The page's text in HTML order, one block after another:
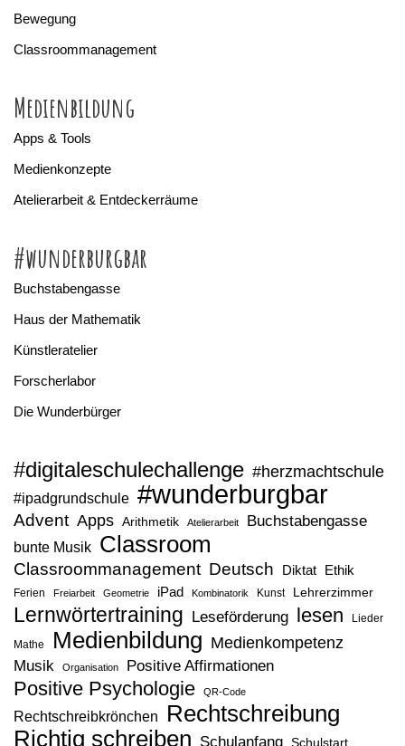
Bewegung
Classroommanagement
Medienbildung
Apps & Tools
Medienkonzepte
Atelierarbeit & Entdeckerräume
#wunderburgbar
Buchstabengasse
Haus der Mathematik
Künstleratelier
Forscherlabor
Die Wunderbürger
#digitaleschulechallenge #herzmachtschule
#ipadgrundschule #wunderburgbar
Advent Apps Arithmetik Atelierarbeit Buchstabengasse
bunte Musik Classroom
Classroommanagement Deutsch Diktat Ethik
Ferien Freiarbeit Geometrie iPad Kombinatorik Kunst Lehrerzimmer
Lernwörtertraining Leseförderung lesen Lieder
Mathe Medienbildung Medienkompetenz
Musik Organisation Positive Affirmationen
Positive Psychologie QR-Code
Rechtschreibkrönchen Rechtschreibung
Richtig schreiben Schulanfang Schulstart